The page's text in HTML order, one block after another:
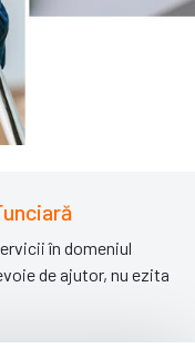
în domeniul
de ajutor, nu ezita